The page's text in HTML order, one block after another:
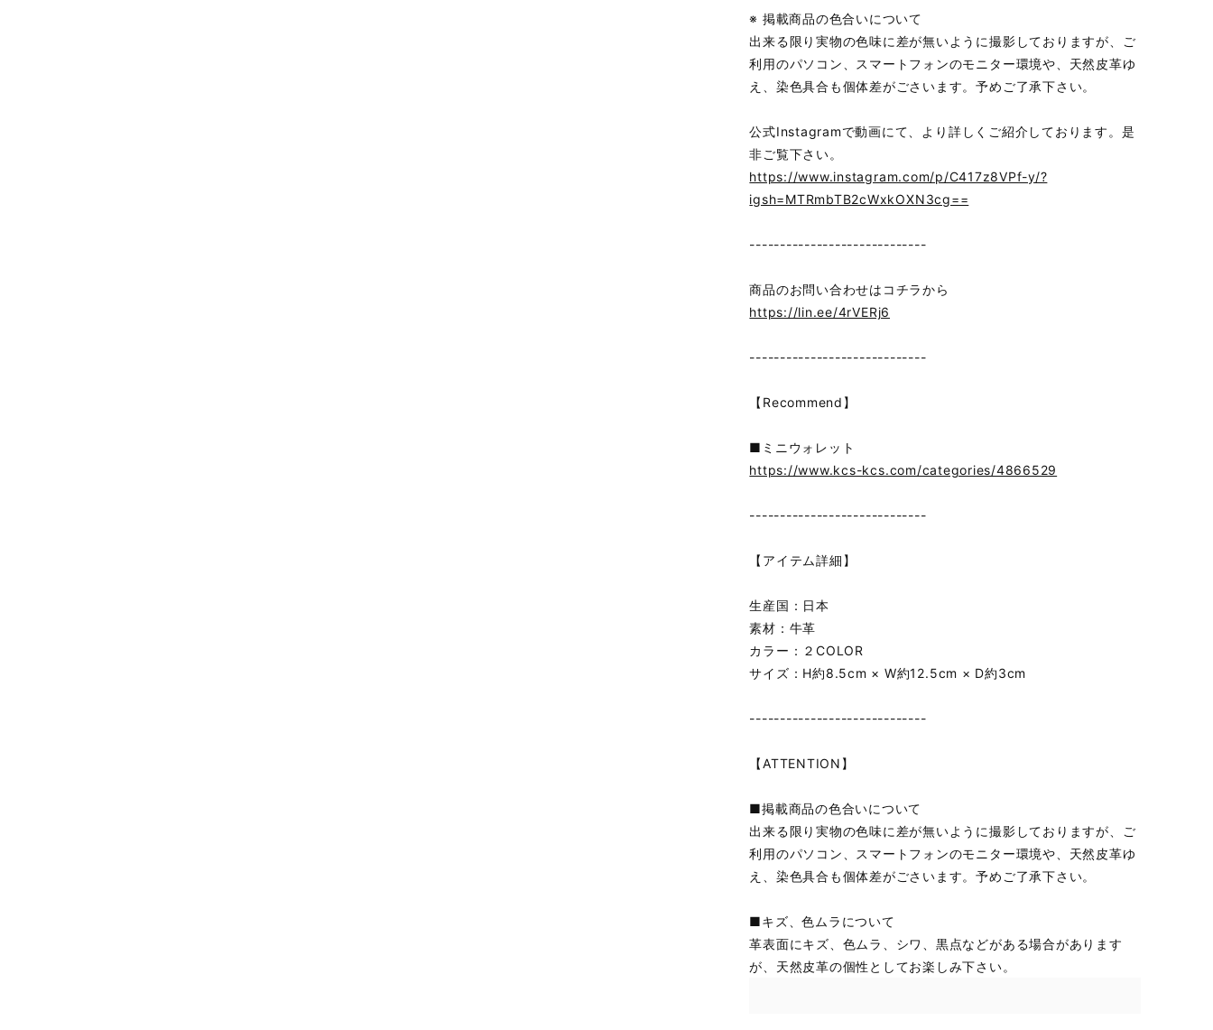
※ 掲載商品の色合いについて
出来る限り実物の色味に差が無いように撮影しておりますが、ご
利用のパソコン、スマートフォンのモニター環境や、天然皮革ゆ
え、染色具合も個体差がごさいます。予めご了承下さい。
公式Instagramで動画にて、より詳しくご紹介しております。是
非ご覧下さい。
https://www.instagram.com/p/C417z8VPf-y/?
igsh=MTRmbTB2cWxkOXN3cg==
-----------------------------
商品のお問い合わせはコチラから
https://lin.ee/4rVERj6
-----------------------------
【Recommend】
■ミニウォレット
https://www.kcs-kcs.com/categories/4866529
-----------------------------
【アイテム詳細】
生産国：日本
素材：牛革
カラー：２COLOR
サイズ：H約8.5cm × W約12.5cm × D約3cm
-----------------------------
【ATTENTION】
■掲載商品の色合いについて
出来る限り実物の色味に差が無いように撮影しておりますが、ご
利用のパソコン、スマートフォンのモニター環境や、天然皮革ゆ
え、染色具合も個体差がごさいます。予めご了承下さい。
■キズ、色ムラについて
革表面にキズ、色ムラ、シワ、黒点などがある場合があります
が、天然皮革の個性としてお楽しみ下さい。